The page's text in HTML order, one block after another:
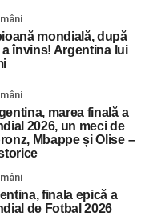
mondială, după
învins! Argentina lui
marea finală a
2026, un meci de
Mbappe și Olise –
finala epică a
de Fotbal 2026